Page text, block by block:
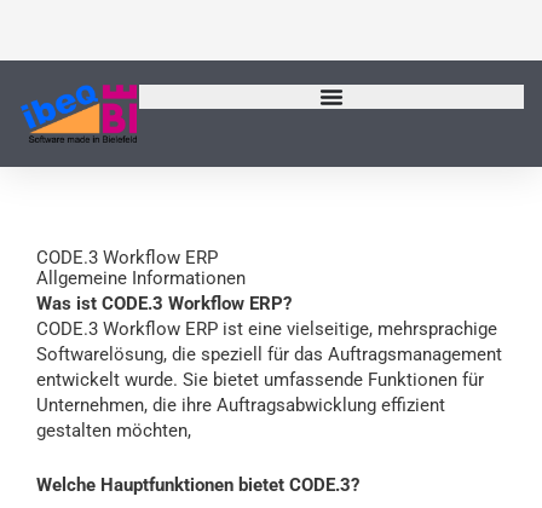
springen
CODE.3 Workflow ERP
Allgemeine Informationen
Was ist CODE.3 Workflow ERP?
CODE.3 Workflow ERP ist eine vielseitige, mehrsprachige
Softwarelösung, die speziell für das Auftragsmanagement
entwickelt wurde. Sie bietet umfassende Funktionen für
Unternehmen, die ihre Auftragsabwicklung effizient
gestalten möchten,
Welche Hauptfunktionen bietet CODE.3?